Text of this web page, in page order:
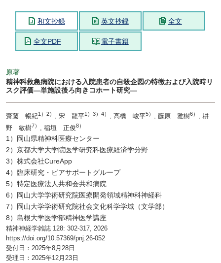
和文抄録 英文抄録 全文
全文PDF 電子書籍
原著
精神科救急病院における入院患者の自殺企図の特徴および入院時リ
スク評価―単施設後ろ向きコホート研究―
齋藤 暢紀1）2） , 宋 龍平1）3）4） , 髙橋 峻平5） , 藤原 雅樹6） , 耕
野 敏樹7） , 稲垣 正俊8）
1）岡山県精神科医療センター
2）京都大学大学院医学研究科医療経済学分野
3）株式会社CureApp
4）臨床研究・ピアサポートグループ
5）特定医療法人共和会共和病院
6）岡山大学学術研究院医療開発領域精神科神経科
7）岡山大学学術研究院社会文化科学学域（文学部）
8）島根大学医学部精神医学講座
精神神経学雑誌 128: 302-317, 2026
https://doi.org/10.57369/pnj.26-052
受付日：2025年8月28日
受理日：2025年12月23日